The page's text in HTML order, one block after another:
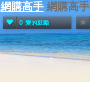
網購高手 網購高手
0 愛的鼓勵